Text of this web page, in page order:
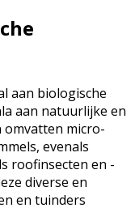
aan biologische
aan natuurlijke en
omvatten micro-
evenals
roofinsecten en -
diverse en
en tuinders